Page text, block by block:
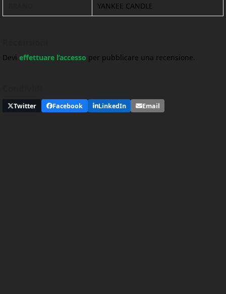
YANKEE CANDLE
Devi effettuare l’accesso per pubblicare una recensione.
Twitter Facebook LinkedIn Email